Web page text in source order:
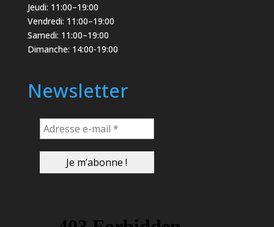
Jeudi: 11:00–19:00
Vendredi: 11:00–19:00
Samedi: 11:00–19:00
Dimanche: 14:00-19:00
Newsletter